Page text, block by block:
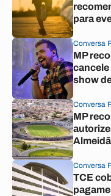
para
Conversa
MP
cancele
show
Conversa
MP
Conversa
TCE